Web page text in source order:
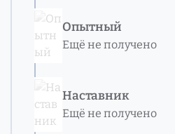
Опытный
Ещё не получено
Наставник
Ещё не получено